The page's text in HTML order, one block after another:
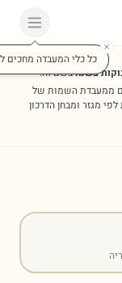
כל כלי המעבדה מחכים
בשם זה.
ממעבדת השמות של
מגזר ומבחן הדרכון